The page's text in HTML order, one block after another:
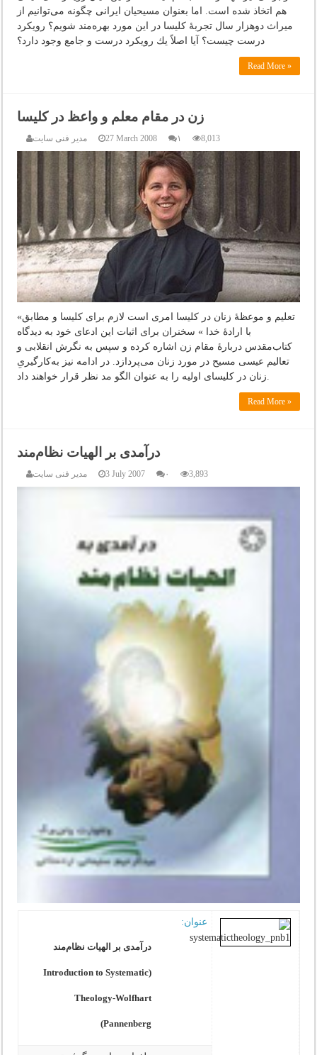
هم اتخاذ شده است. اما بعنوان مسیحیان ایرانی چگونه می‌توانیم از
میراث دوهزار سال تجربۀ كلیسا در این مورد بهره‌مند شویم؟ رویكرد
درست چیست؟ آیا اصلاً یك رویكرد درست و جامع وجود دارد؟
Read More »
زن در مقام معلم و واعظ در کلیسا
مدیر فنی سایت 27 March 2008 ۱ 8,013
«تعلیم و موعظۀ زنان در کلیسا امری است لازم برای کلیسا و مطابق
با ارادۀ خدا » سخنران برای اثبات این ادعای خود به دیدگاه
کتاب‌مقدس دربارۀ مقام زن اشاره کرده و سپس به نگرش انقلابی و
تعالیم عیسی مسیح در مورد زنان می‌پردازد. در ادامه نیز به‌کارگیریِ
زنان در کلیسای اولیه را به عنوان الگو مد نظر قرار خواهند داد.
Read More »
درآمدی بر الهیات نظام‌مند
مدیر فنی سایت 3 July 2007 ۰ 3,893
عنوان:
درآمدی بر الهیات نظام‌مند
(Introduction to Systematic
Theology-Wolfhart
Pannenberg)